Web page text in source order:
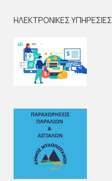
ΗΛΕΚΤΡΟΝΙΚΕΣ ΥΠΗΡΕΣΙΕΣ